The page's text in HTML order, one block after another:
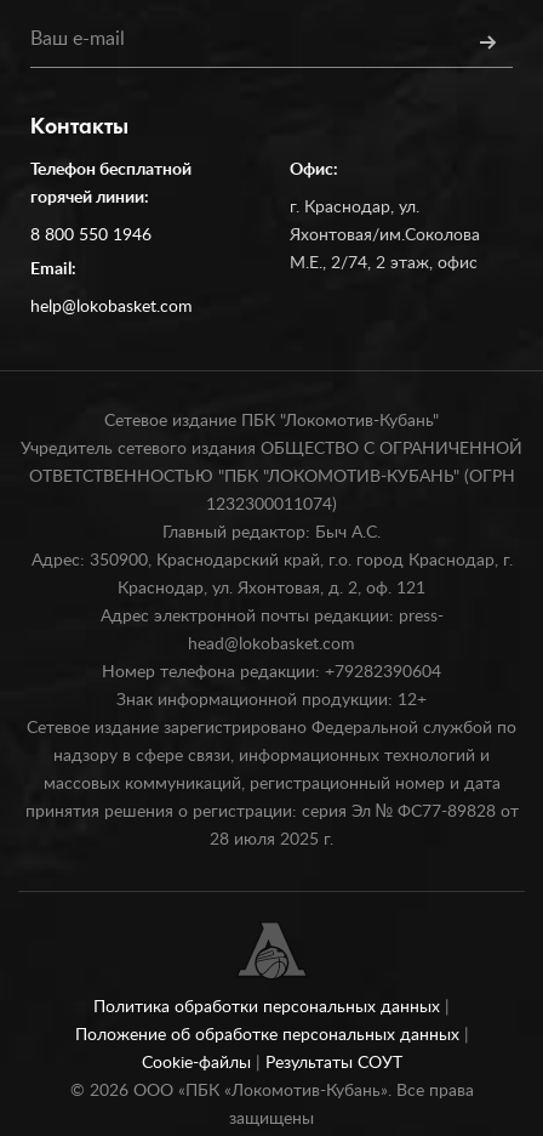
Контакты
Телефон бесплатной
горячей линии:
8 800 550 1946
Email:
help@lokobasket.com
Офис:
г. Краснодар, ул.
Яхонтовая/им.Соколова
М.Е., 2/74, 2 этаж, офис
Сетевое издание ПБК "Локомотив-Кубань"
Учредитель сетевого издания ОБЩЕСТВО С ОГРАНИЧЕННОЙ
ОТВЕТСТВЕННОСТЬЮ "ПБК "ЛОКОМОТИВ-КУБАНЬ" (ОГРН
1232300011074)
Главный редактор: Быч А.С.
Адрес: 350900, Краснодарский край, г.о. город Краснодар, г.
Краснодар, ул. Яхонтовая, д. 2, оф. 121
Адрес электронной почты редакции: press-
head@lokobasket.com
Номер телефона редакции: +79282390604
Знак информационной продукции: 12+
Сетевое издание зарегистрировано Федеральной службой по
надзору в сфере связи, информационных технологий и
массовых коммуникаций, регистрационный номер и дата
принятия решения о регистрации: серия Эл № ФС77-89828 от
28 июля 2025 г.
Политика обработки персональных данных
Положение об обработке персональных данных
Cookie-файлы
Результаты СОУТ
© 2026ООО «ПБК «Локомотив-Кубань». Все права
защищены